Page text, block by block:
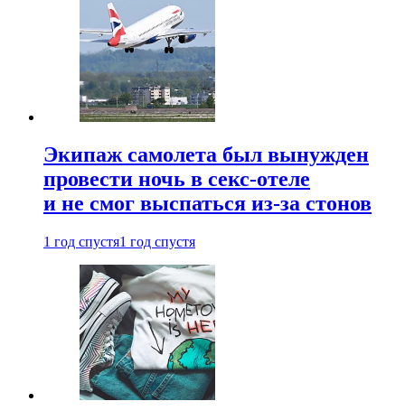
Экипаж самолета был вынужден
провести ночь в секс-отеле
и не смог выспаться из-за стонов
1 год спустя1 год спустя